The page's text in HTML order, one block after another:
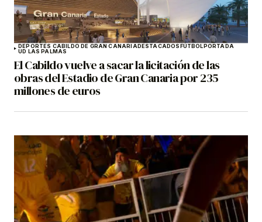
DEPORTES CABILDO DE GRAN CANARIADESTACADOSFÚTBOLPORTADA
UD LAS PALMAS
El Cabildo vuelve a sacar la licitación de las
obras del Estadio de Gran Canaria por 235
millones de euros